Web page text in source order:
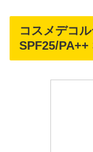
コスメデコ
SPF25/PA++